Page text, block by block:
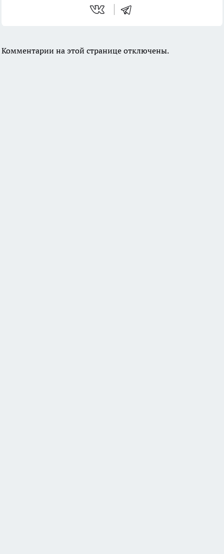
Комментарии на этой странице отключены.